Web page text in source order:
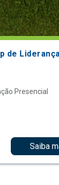
de
Presencial
Saiba